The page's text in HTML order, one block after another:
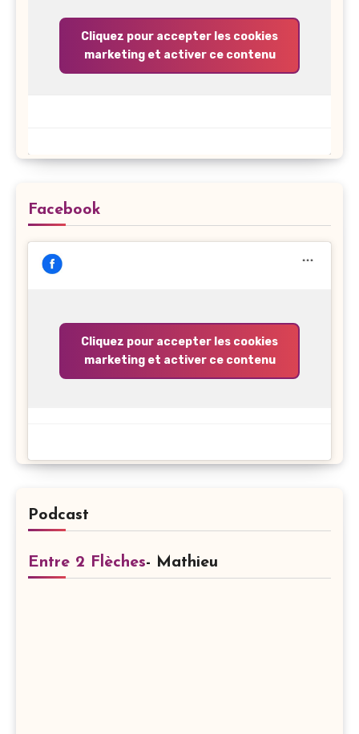
Cliquez pour accepter les cookies
marketing et activer ce contenu
Facebook
Cliquez pour accepter les cookies
marketing et activer ce contenu
Podcast
Entre 2 Flèches- Mathieu